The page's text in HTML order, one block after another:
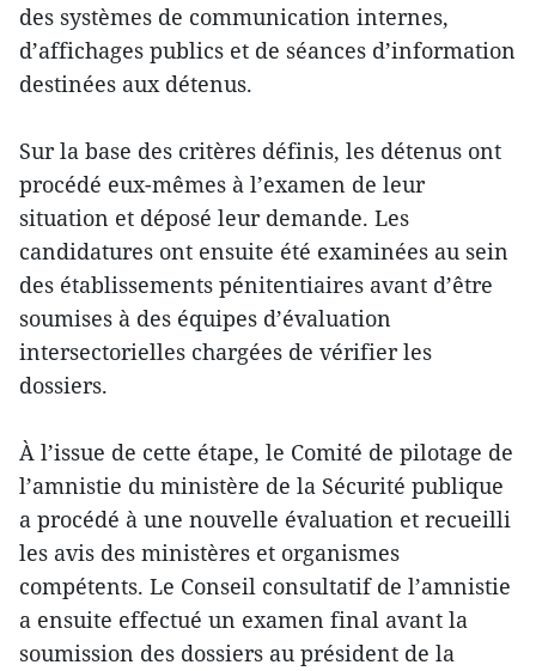
des systèmes de communication internes,
d’affichages publics et de séances d’information
destinées aux détenus.
Sur la base des critères définis, les détenus ont
procédé eux-mêmes à l’examen de leur
situation et déposé leur demande. Les
candidatures ont ensuite été examinées au sein
des établissements pénitentiaires avant d’être
soumises à des équipes d’évaluation
intersectorielles chargées de vérifier les
dossiers.
À l’issue de cette étape, le Comité de pilotage de
l’amnistie du ministère de la Sécurité publique
a procédé à une nouvelle évaluation et recueilli
les avis des ministères et organismes
compétents. Le Conseil consultatif de l’amnistie
a ensuite effectué un examen final avant la
soumission des dossiers au président de la